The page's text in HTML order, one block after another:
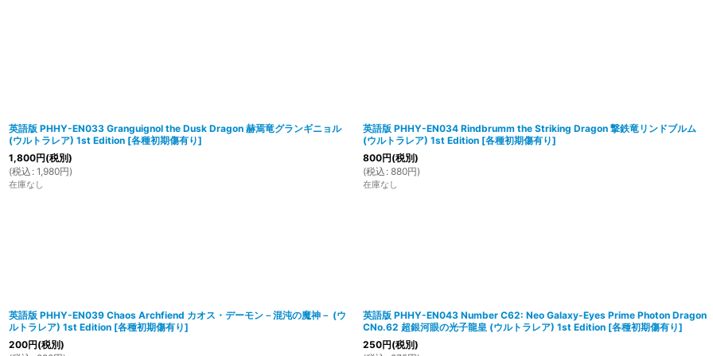
英語版 PHHY-EN033 Granguignol the Dusk Dragon 赫焉竜グランギニョル
(ウルトラレア) 1st Edition [各種初期傷有り]
1,800円(税別)
(税込 : 1,980円)
在庫なし
英語版 PHHY-EN034 Rindbrumm the Striking Dragon 撃鉄竜リンドブルム
(ウルトラレア) 1st Edition [各種初期傷有り]
800円(税別)
(税込 : 880円)
在庫なし
英語版 PHHY-EN039 Chaos Archfiend カオス・デーモン－混沌の魔神－ (ウ
ルトラレア) 1st Edition [各種初期傷有り]
200円(税別)
英語版 PHHY-EN043 Number C62: Neo Galaxy-Eyes Prime Photon Dragon
CNo.62 超銀河眼の光子龍皇 (ウルトラレア) 1st Edition [各種初期傷有り]
250円(税別)